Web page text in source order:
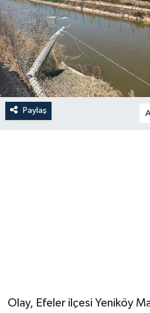
Paylaş A
Olay, Efeler ilçesi Yeniköy